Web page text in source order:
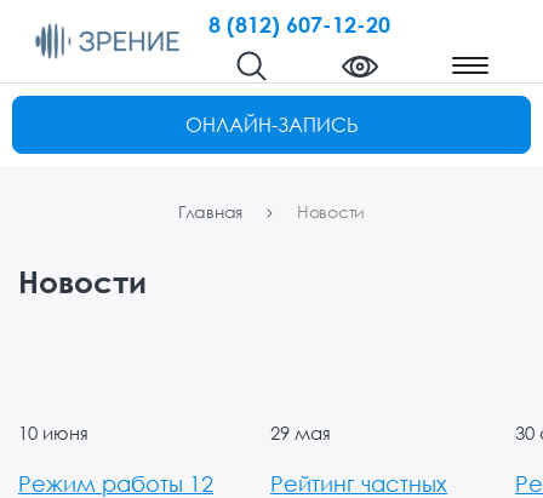
8 (812) 607-12-20
ОНЛАЙН-ЗАПИСЬ
Главная Новости
Новости
10 июня
Режим работы 12
29 мая
Рейтинг частных
30